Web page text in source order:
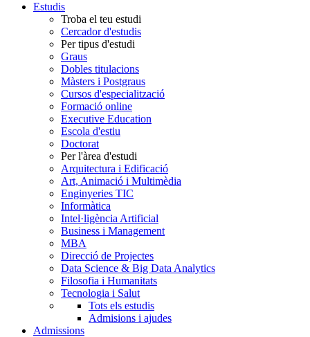
Estudis
Troba el teu estudi
Cercador d'estudis
Per tipus d'estudi
Graus
Dobles titulacions
Màsters i Postgraus
Cursos d'especialització
Formació online
Executive Education
Escola d'estiu
Doctorat
Per l'àrea d'estudi
Arquitectura i Edificació
Art, Animació i Multimèdia
Enginyeries TIC
Informàtica
Intel·ligència Artificial
Business i Management
MBA
Direcció de Projectes
Data Science & Big Data Analytics
Filosofia i Humanitats
Tecnologia i Salut
Tots els estudis
Admisions i ajudes
Admissions